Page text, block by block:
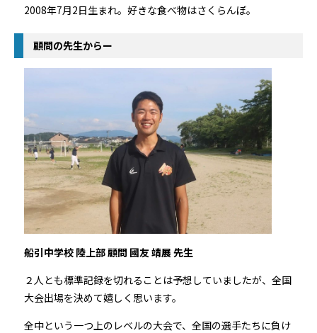
2008年7月2日生まれ。好きな食べ物はさくらんぼ。
顧問の先生からー
船引中学校 陸上部 顧問 國友 靖展 先生
２人とも標準記録を切れることは予想していましたが、全国
大会出場を決めて嬉しく思います。
全中という一つ上のレベルの大会で、全国の選手たちに負け